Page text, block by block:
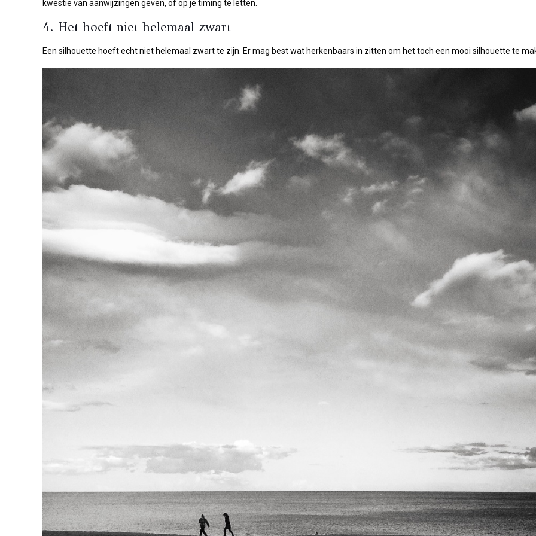
kwestie van aanwijzingen geven, of op je timing te letten.
4. Het hoeft niet helemaal zwart
Een silhouette hoeft echt niet helemaal zwart te zijn. Er mag best wat herkenbaars in zitten om het toch een mooi silhouette te